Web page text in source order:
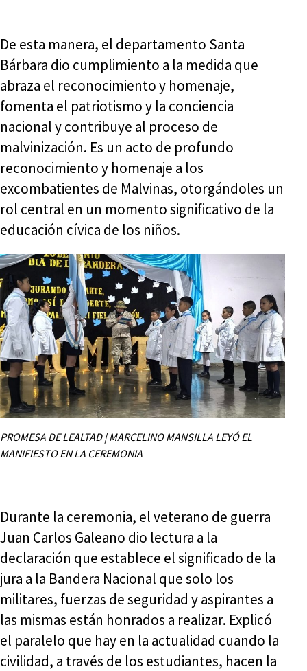
De esta manera, el departamento Santa
Bárbara dio cumplimiento a la medida que
abraza el reconocimiento y homenaje,
fomenta el patriotismo y la conciencia
nacional y contribuye al proceso de
malvinización. Es un acto de profundo
reconocimiento y homenaje a los
excombatientes de Malvinas, otorgándoles un
rol central en un momento significativo de la
educación cívica de los niños.
PROMESA DE LEALTAD | MARCELINO MANSILLA LEYÓ EL
MANIFIESTO EN LA CEREMONIA
Durante la ceremonia, el veterano de guerra
Juan Carlos Galeano dio lectura a la
declaración que establece el significado de la
jura a la Bandera Nacional que solo los
militares, fuerzas de seguridad y aspirantes a
las mismas están honrados a realizar. Explicó
el paralelo que hay en la actualidad cuando la
civilidad, a través de los estudiantes, hacen la